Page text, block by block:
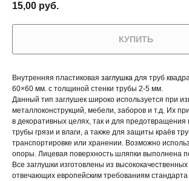
15,00 руб.
КУПИТЬ
Внутренняя пластиковая заглушка для труб
60×60 мм. с толщиной стенки трубы 2-5 мм.
Данный тип заглушек широко используется при
металлоконструкций, мебели, заборов и т.д. Их
в декоративных целях, так и для предотвращения
трубы грязи и влаги, а также для защиты краёв
транспортировке или хранении. Возможно
опоры. Лицевая поверхность шляпки выполнена
Все заглушки изготовлены из
отвечающих европейским требованиям стандарта